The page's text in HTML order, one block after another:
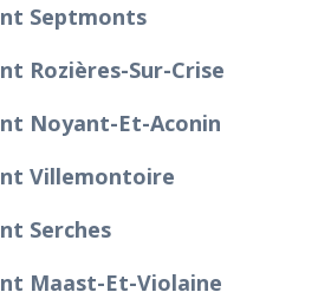
Septmonts
Rozières-Sur-Crise
Noyant-Et-Aconin
Villemontoire
Serches
Maast-Et-Violaine